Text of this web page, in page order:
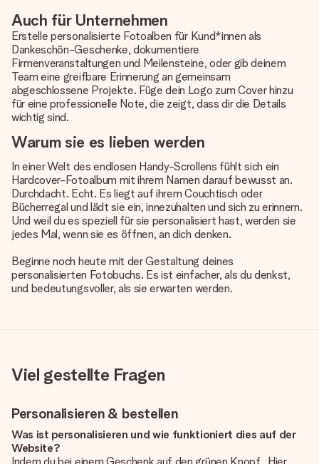
Auch für Unternehmen
Erstelle personalisierte Fotoalben für Kund*innen als
Dankeschön-Geschenke, dokumentiere
Firmenveranstaltungen und Meilensteine, oder gib deinem
Team eine greifbare Erinnerung an gemeinsam
abgeschlossene Projekte. Füge dein Logo zum Cover hinzu
für eine professionelle Note, die zeigt, dass dir die Details
wichtig sind.
Warum sie es lieben werden
In einer Welt des endlosen Handy-Scrollens fühlt sich ein
Hardcover-Fotoalbum mit ihrem Namen darauf bewusst an.
Durchdacht. Echt. Es liegt auf ihrem Couchtisch oder
Bücherregal und lädt sie ein, innezuhalten und sich zu erinnern.
Und weil du es speziell für sie personalisiert hast, werden sie
jedes Mal, wenn sie es öffnen, an dich denken.
Beginne noch heute mit der Gestaltung deines
personalisierten Fotobuchs. Es ist einfacher, als du denkst,
und bedeutungsvoller, als sie erwarten werden.
Viel gestellte Fragen
Personalisieren & bestellen
Was ist personalisieren und wie funktioniert dies auf der
Website?